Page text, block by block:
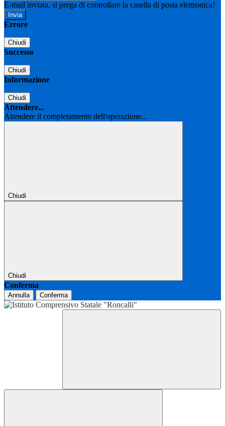
E-mail inviata, si prega di controllare la casella di posta elettronica!
Errore
Chiudi
Successo
Chiudi
Informazione
Chiudi
Attendere...
Attendere il completamento dell'operazione...
Chiudi
Chiudi
Conferma
Annulla Conferma